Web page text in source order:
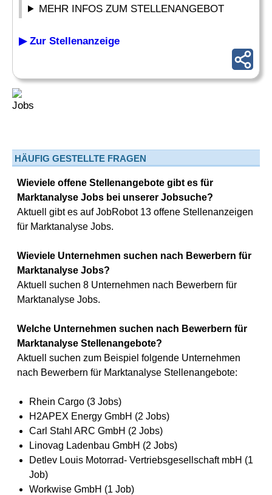
MEHR INFOS ZUM STELLENANGEBOT
▶ Zur Stellenanzeige
HÄUFIG GESTELLTE FRAGEN
Wieviele offene Stellenangebote gibt es für
Marktanalyse Jobs bei unserer Jobsuche?
Aktuell gibt es auf JobRobot 13 offene Stellenanzeigen
für Marktanalyse Jobs.
Wieviele Unternehmen suchen nach Bewerbern für
Marktanalyse Jobs?
Aktuell suchen 8 Unternehmen nach Bewerbern für
Marktanalyse Jobs.
Welche Unternehmen suchen nach Bewerbern für
Marktanalyse Stellenangebote?
Aktuell suchen zum Beispiel folgende Unternehmen
nach Bewerbern für Marktanalyse Stellenangebote:
Rhein Cargo (3 Jobs)
H2APEX Energy GmbH (2 Jobs)
Carl Stahl ARC GmbH (2 Jobs)
Linovag Ladenbau GmbH (2 Jobs)
Detlev Louis Motorrad- Vertriebsgesellschaft mbH (1
Job)
Workwise GmbH (1 Job)